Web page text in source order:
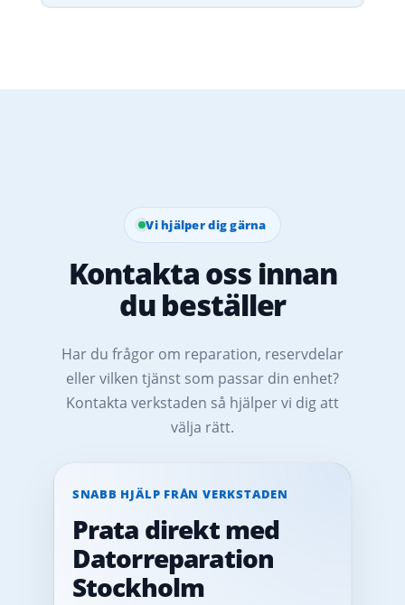
Vi hjälper dig gärna
Kontakta oss innan
du beställer
Har du frågor om reparation, reservdelar
eller vilken tjänst som passar din enhet?
Kontakta verkstaden så hjälper vi dig att
välja rätt.
SNABB HJÄLP FRÅN VERKSTADEN
Prata direkt med
Datorreparation
Stockholm